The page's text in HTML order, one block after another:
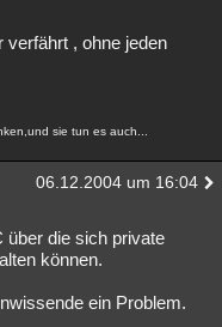
verfährt , ohne jeden
sie tun es auch...
06.12.2004 um 16:04
über die sich private
können.
ein Problem.